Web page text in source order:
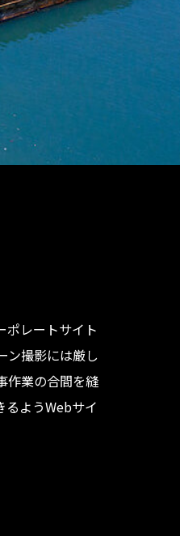
ポレートサイト
ン撮影には厳し
作業の合間を縫
るようWebサイ